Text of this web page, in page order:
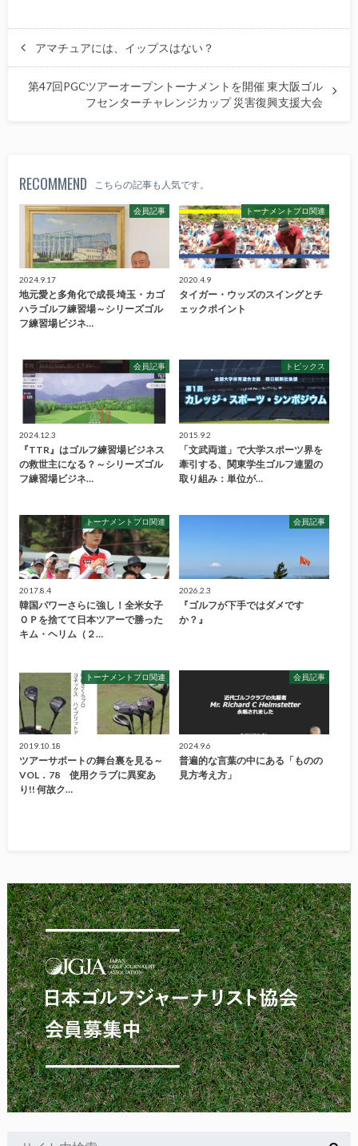
アマチュアには、イップスはない？
第47回PGCツアーオープントーナメントを開催 東大阪ゴル
フセンターチャレンジカップ 災害復興支援大会
RECOMMEND こちらの記事も人気です。
会員記事
2024.9.17
地元愛と多角化で成長 埼玉・カゴ
ハラゴルフ練習場～シリーズゴル
フ練習場ビジネ…
トーナメントプロ関連
2020.4.9
タイガー・ウッズのスイングとチ
ェックポイント
会員記事
2024.12.3
『TTR』はゴルフ練習場ビジネス
の救世主になる？～シリーズゴル
フ練習場ビジネ…
トピックス
2015.9.2
「文武両道」で大学スポーツ界を
牽引する、関東学生ゴルフ連盟の
取り組み：単位が…
トーナメントプロ関連
2017.8.4
韓国パワーさらに強し！全米女子
ＯＰを捨てて日本ツアーで勝った
キム・ヘリム（２…
会員記事
2026.2.3
『ゴルフが下手ではダメです
か？』
トーナメントプロ関連
2019.10.18
ツアーサポートの舞台裏を見る～
VOL．78 使用クラブに異変あ
り!! 何故ク…
会員記事
2024.9.6
普遍的な言葉の中にある「ものの
見方考え方」